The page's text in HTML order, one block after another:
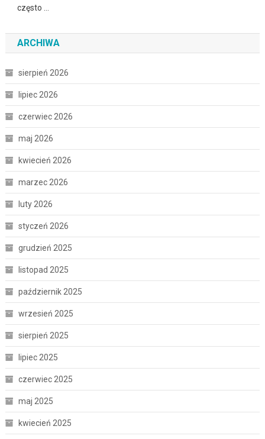
często …
ARCHIWA
sierpień 2026
lipiec 2026
czerwiec 2026
maj 2026
kwiecień 2026
marzec 2026
luty 2026
styczeń 2026
grudzień 2025
listopad 2025
październik 2025
wrzesień 2025
sierpień 2025
lipiec 2025
czerwiec 2025
maj 2025
kwiecień 2025